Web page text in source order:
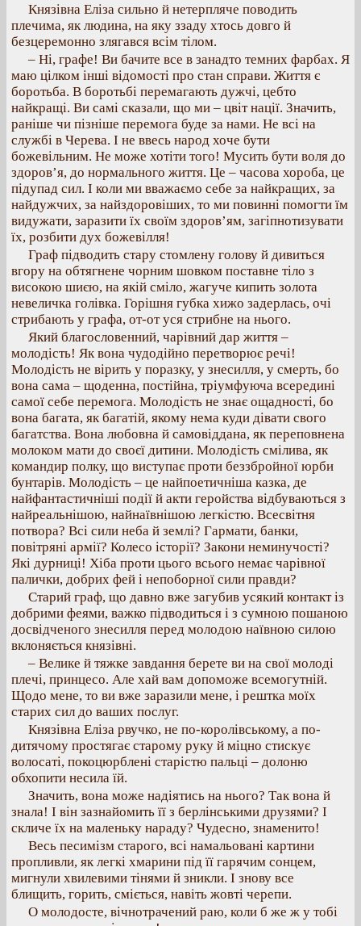
Князівна Еліза сильно й нетерпляче поводить
плечима, як людина, на яку ззаду хтось довго й
безцеремонно злягався всім тілом.
– Ні, графе! Ви бачите все в занадто темних фарбах. Я
маю цілком інші відомості про стан справи. Життя є
боротьба. В боротьбі перемагають дужчі, цебто
найкращі. Ви самі сказали, що ми – цвіт нації. Значить,
раніше чи пізніше перемога буде за нами. Не всі на
службі в Черева. І не ввесь народ хоче бути
божевільним. Не може хотіти того! Мусить бути воля до
здоров’я, до нормального життя. Це – часова хороба, це
підупад сил. І коли ми вважаємо себе за найкращих, за
найдужчих, за найздоровіших, то ми повинні помогти їм
видужати, заразити їх своїм здоров’ям, загіпнотизувати
їх, розбити дух божевілля!
Граф підводить стару стомлену голову й дивиться
вгору на обтягнене чорним шовком поставне тіло з
високою шиєю, на якій сміло, жагуче кипить золота
невеличка голівка. Горішня губка хижо задерлась, очі
стрибають у графа, от-от уся стрибне на нього.
Який благословенний, чарівний дар життя –
молодість! Як вона чудодійно перетворює речі!
Молодість не вірить у поразку, у знесилля, у смерть, бо
вона сама – щоденна, постійна, тріумфуюча всередині
самої себе перемога. Молодість не знає ощадності, бо
вона багата, як багатій, якому нема куди дівати свого
багатства. Вона любовна й самовіддана, як переповнена
молоком мати до своєї дитини. Молодість смілива, як
командир полку, що виступає проти беззбройної юрби
бунтарів. Молодість – це найпоетичніша казка, де
найфантастичніші події й акти геройства відбуваються з
найреальнішою, найнаївнішою легкістю. Всесвітня
потвора? Всі сили неба й землі? Гармати, банки,
повітряні армії? Колесо історії? Закони неминучості?
Які дурниці! Хіба проти цього всього немає чарівної
палички, добрих фей і непоборної сили правди?
Старий граф, що давно вже загубив усякий контакт із
добрими феями, важко підводиться і з сумною пошаною
досвідченого знесилля перед молодою наївною силою
вклоняється князівні.
– Велике й тяжке завдання берете ви на свої молоді
плечі, принцесо. Але хай вам допоможе всемогутній.
Щодо мене, то ви вже заразили мене, і рештка моїх
старих сил до ваших послуг.
Князівна Еліза рвучко, не по-королівському, а по-
дитячому простягає старому руку й міцно стискує
волосаті, покоцюрблені старістю пальці – долоню
обхопити несила їй.
Значить, вона може надіятись на нього? Так вона й
знала! І він зазнайомить її з берлінськими друзями? І
скличе їх на маленьку нараду? Чудесно, знаменито!
Весь песимізм старого, всі намальовані картини
пропливли, як легкі хмарини під її гарячим сонцем,
мигнули хвилевими тінями й зникли. І знову все
блищить, горить, сміється, навіть жовті черепи.
О молодосте, вічнотрачений раю, коли б же ж у тобі